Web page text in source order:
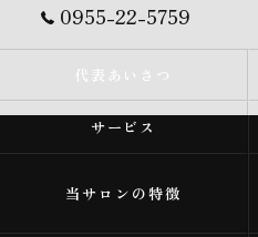
0955-22-5759
代表あいさつ
サービス
当サロンの特徴